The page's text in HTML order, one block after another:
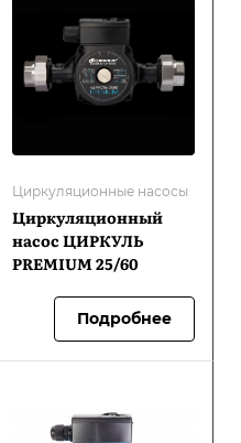
Циркуляционные насосы
Циркуляционный
насос ЦИРКУЛЬ
PREMIUM 25/60
Подробнее